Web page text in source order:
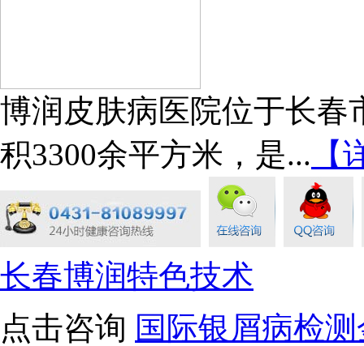
博润皮肤病医院位于长春
积3300余平方米，是... 【
长春博润特色技术
点击咨询 国际银屑病检